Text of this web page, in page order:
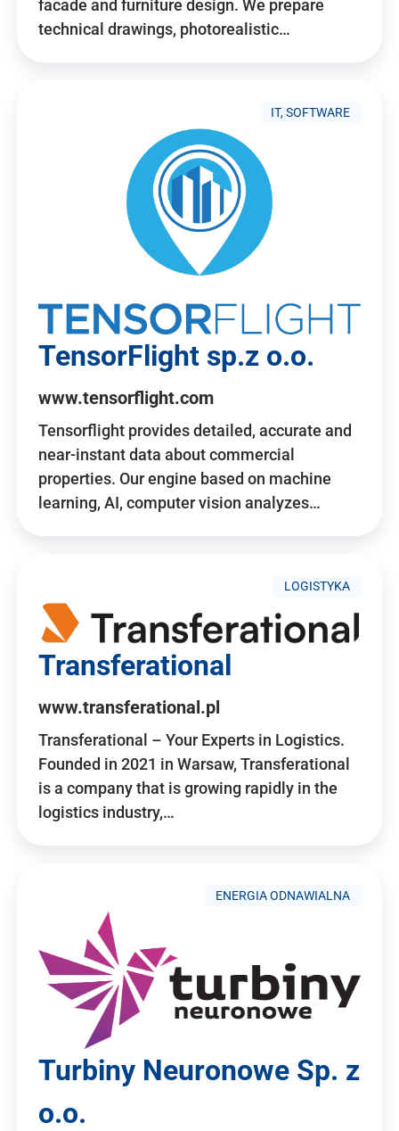
facade and furniture design. We prepare
technical drawings, photorealistic…
IT, SOFTWARE
TensorFlight sp.z o.o.
www.tensorflight.com
Tensorflight provides detailed, accurate and
near-instant data about commercial
properties. Our engine based on machine
learning, AI, computer vision analyzes…
LOGISTYKA
Transferational
www.transferational.pl
Transferational – Your Experts in Logistics.
Founded in 2021 in Warsaw, Transferational
is a company that is growing rapidly in the
logistics industry,…
ENERGIA ODNAWIALNA
Turbiny Neuronowe Sp. z
o.o.